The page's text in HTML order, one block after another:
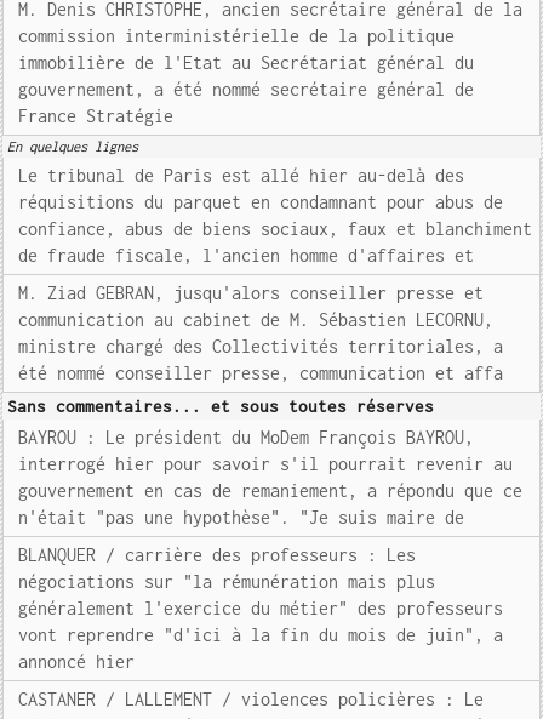
M. Denis CHRISTOPHE, ancien secrétaire général de la
commission interministérielle de la politique
immobilière de l'Etat au Secrétariat général du
gouvernement, a été nommé secrétaire général de
France Stratégie
En quelques lignes
Le tribunal de Paris est allé hier au-delà des
réquisitions du parquet en condamnant pour abus de
confiance, abus de biens sociaux, faux et blanchiment
de fraude fiscale, l'ancien homme d'affaires et
M. Ziad GEBRAN, jusqu'alors conseiller presse et
communication au cabinet de M. Sébastien LECORNU,
ministre chargé des Collectivités territoriales, a
été nommé conseiller presse, communication et affa
Sans commentaires... et sous toutes réserves
BAYROU : Le président du MoDem François BAYROU,
interrogé hier pour savoir s'il pourrait revenir au
gouvernement en cas de remaniement, a répondu que ce
n'était "pas une hypothèse". "Je suis maire de
BLANQUER / carrière des professeurs : Les
négociations sur "la rémunération mais plus
généralement l'exercice du métier" des professeurs
vont reprendre "d'ici à la fin du mois de juin", a
annoncé hier
CASTANER / LALLEMENT / violences policières : Le